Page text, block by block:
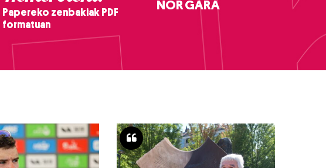
Papereko zenbakiak PDF
formatuan
NOR GARA